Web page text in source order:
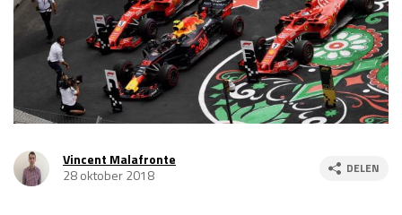
Race
za 13:00 - 15:00
GP VERENIGDE STATEN 2026 23 - 25 okt
Kwalificatie
za 23:00 - 00:00
GP SÃO PAULO 2026
Vincent Malafronte
28 oktober 2018
DELEN